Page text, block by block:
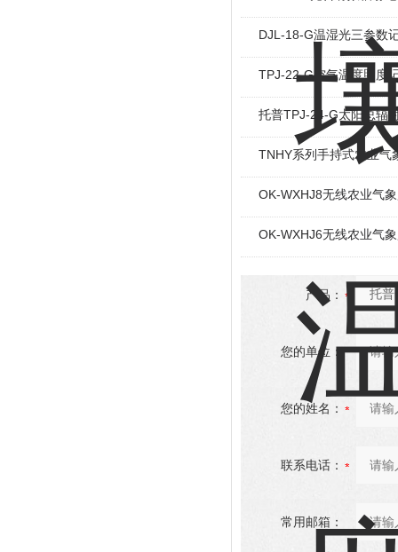
DJL-18-G温湿光三参数
TPJ-22-G空气温度照度
托普TPJ-24-G太阳总辐
TNHY系列手持式农业气
OK-WXHJ8无线农业气
OK-WXHJ6无线农业气
产品：
您的单位：
您的姓名：
联系电话：
常用邮箱：